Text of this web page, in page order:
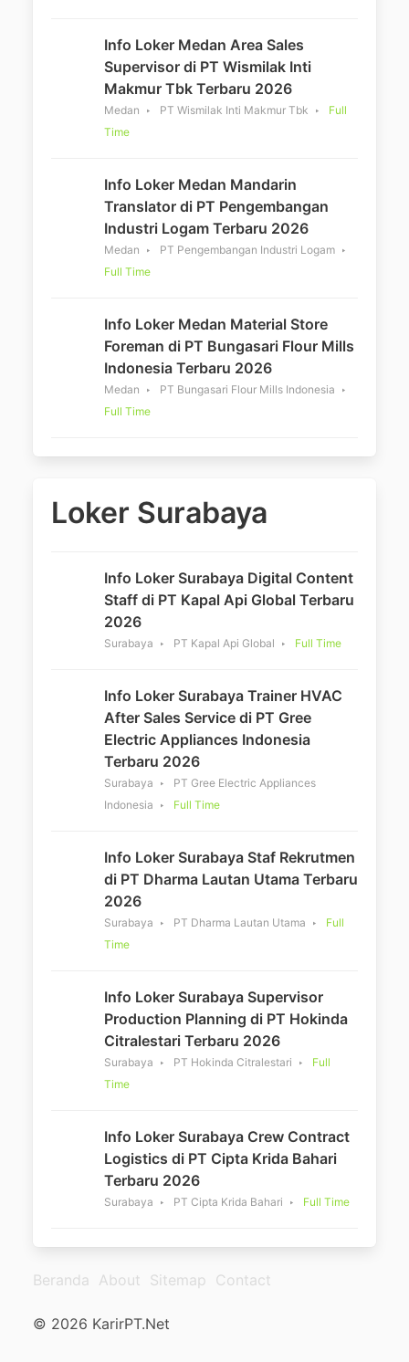
Info Loker Medan Area Sales
Supervisor di PT Wismilak Inti
Makmur Tbk Terbaru 2026
Medan PT Wismilak Inti Makmur Tbk
Full
Time
Info Loker Medan Mandarin
Translator di PT Pengembangan
Industri Logam Terbaru 2026
Medan
PT Pengembangan Industri Logam
Full Time
Info Loker Medan Material Store
Foreman di PT Bungasari Flour Mills
Indonesia Terbaru 2026
Medan
PT Bungasari Flour Mills Indonesia
Full Time
Loker Surabaya
Info Loker Surabaya Digital Content
Staff di PT Kapal Api Global Terbaru
2026
Surabaya PT Kapal Api Global Full Time
Info Loker Surabaya Trainer HVAC
After Sales Service di PT Gree
Electric Appliances Indonesia
Terbaru 2026
Surabaya
PT Gree Electric Appliances
Indonesia
Full Time
Info Loker Surabaya Staf Rekrutmen
di PT Dharma Lautan Utama Terbaru
2026
Surabaya PT Dharma Lautan Utama
Full
Time
Info Loker Surabaya Supervisor
Production Planning di PT Hokinda
Citralestari Terbaru 2026
Surabaya PT Hokinda Citralestari
Full
Time
Info Loker Surabaya Crew Contract
Logistics di PT Cipta Krida Bahari
Terbaru 2026
Surabaya PT Cipta Krida Bahari Full Time
Beranda About Sitemap Contact
© 2026 KarirPT.Net